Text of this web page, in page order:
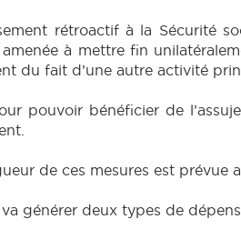
rétroactif à la Sécurité
amenée à mettre fin
du fait d’une autre activité
pouvoir bénéficier de
de ces mesures est prévue
générer deux types de